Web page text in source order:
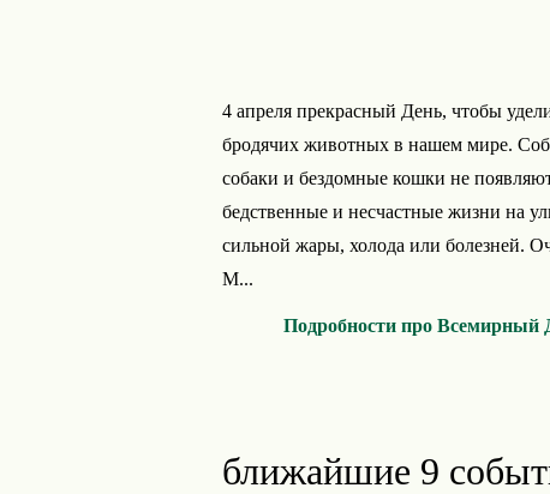
4 апреля прекрасный День, чтобы
бродячих животных в нашем мире.
собаки и бездомные кошки не
бедственные и несчастные жизни на
сильной жары, холода или болезней.
М...
Подробности про Всемирный
ближайшие 9